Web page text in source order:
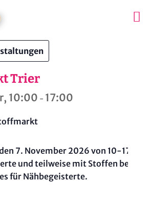
Trier
10:00 - 17:00
7. November 2026 von 10-17
und teilweise mit Stoffen
für Nähbegeisterte.